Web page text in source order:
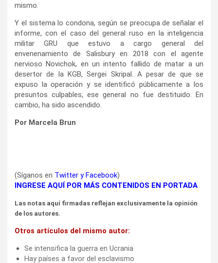
mismo.
Y el sistema lo condona, según se preocupa de señalar el
informe, con el caso del general ruso en la inteligencia
militar GRU que estuvo a cargo general del
envenenamiento de Salisbury en 2018 con el agente
nervioso Novichok, en un intento fallido de matar a un
desertor de la KGB, Sergei Skripal. A pesar de que se
expuso la operación y se identificó públicamente a los
presuntos culpables, ese general no fue destituido. En
cambio, ha sido ascendido.
Por Marcela Brun
(Síganos en Twitter yFacebook)
INGRESE AQUÍ POR MÁS CONTENIDOS EN PORTADA
Las notas aquí firmadas reflejan exclusivamente la opinión
de los autores.
Otros artículos del mismo autor:
Se intensifica la guerra en Ucrania
Hay países a favor del esclavismo